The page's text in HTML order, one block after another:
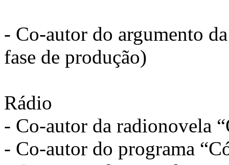
- Co-autor do argumento
fase de produção)
Rádio
- Co-autor da radionovela
- Co-autor do programa